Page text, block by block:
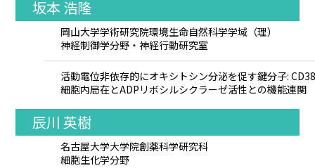
坂本 浩隆
岡山大学学術研究院環境生命自然科学学域（理）
神経制御学分野・神経行動研究室
活動電位非依存的にオキシトシン分泌を促す鍵分子:
細胞内局在とADPリボシルシクラーゼ活性との機能連関
辰川 英樹
名古屋大学大学院創薬科学研究科
細胞生化学分野